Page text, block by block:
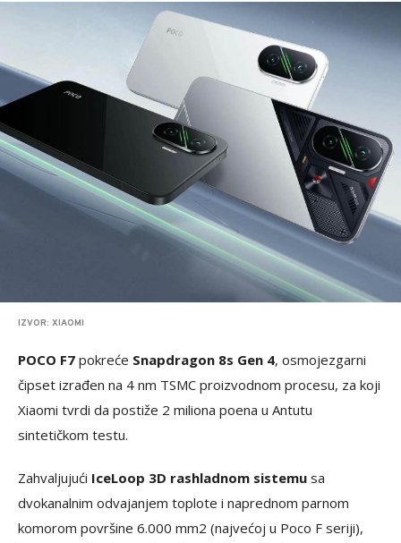
IZVOR: XIAOMI
POCO F7 pokreće Snapdragon 8s Gen 4, osmojezgarni
čipset izrađen na 4 nm TSMC proizvodnom procesu, za koji
Xiaomi tvrdi da postiže 2 miliona poena u Antutu
sintetičkom testu.
Zahvaljujući IceLoop 3D rashladnom sistemu sa
dvokanalnim odvajanjem toplote i naprednom parnom
komorom površine 6.000 mm2 (najvećoj u Poco F seriji),